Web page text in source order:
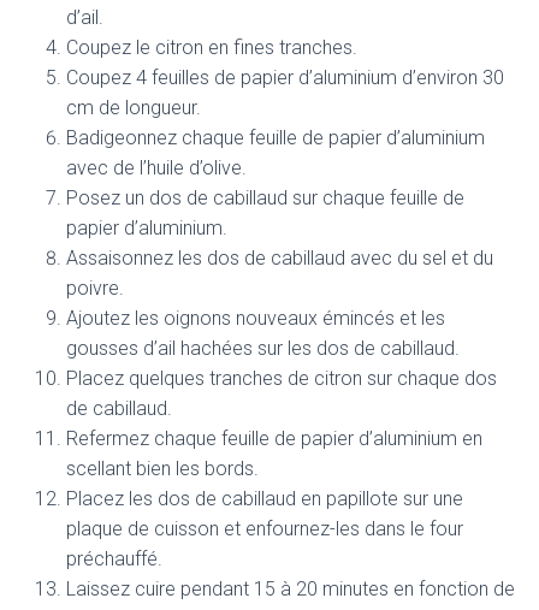
d’ail.
Coupez le citron en fines tranches.
Coupez 4 feuilles de papier d’aluminium d’environ 30
cm de longueur.
Badigeonnez chaque feuille de papier d’aluminium
avec de l’huile d’olive.
Posez un dos de cabillaud sur chaque feuille de
papier d’aluminium.
Assaisonnez les dos de cabillaud avec du sel et du
poivre.
Ajoutez les oignons nouveaux émincés et les
gousses d’ail hachées sur les dos de cabillaud.
Placez quelques tranches de citron sur chaque dos
de cabillaud.
Refermez chaque feuille de papier d’aluminium en
scellant bien les bords.
Placez les dos de cabillaud en papillote sur une
plaque de cuisson et enfournez-les dans le four
préchauffé.
Laissez cuire pendant 15 à 20 minutes en fonction de